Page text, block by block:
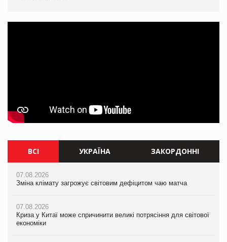
ВСІ УКРАЇНА ЗАКОРДОННІ
07.08.2026
Зміна клімату загрожує світовим дефіцитом чаю матча
07.08.2026
Криза у Китаї може спричинити великі потрясіння для світової
економіки
07.08.2026
Зміна клімату загрожує світовим дефіцитом чаю матча
07.08.2026
Криза у Китаї може спричинити великі потрясіння для світової
економіки
07.08.2026
Зміна клімату загрожує світовим дефіцитом чаю матча
07.08.2026
Криза у Китаї може спричинити великі потрясіння для світової
економіки